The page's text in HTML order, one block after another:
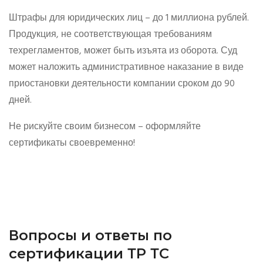
Штрафы для юридических лиц – до 1 миллиона рублей.
Продукция, не соответствующая требованиям
техрегламентов, может быть изъята из оборота. Суд
может наложить административное наказание в виде
приостановки деятельности компании сроком до 90
дней.
Не рискуйте своим бизнесом – оформляйте
сертификаты своевременно!
Вопросы и ответы по
сертификации ТР ТС